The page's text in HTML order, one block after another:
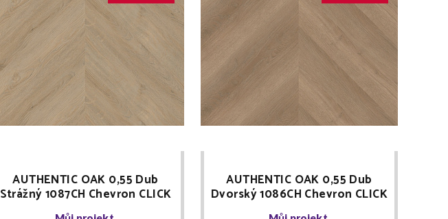
AUTHENTIC OAK 0,55 Dub
Strážný 1087CH Chevron CLICK
RIGID vinyl Floor Forever +
AUTHENTIC OAK 0,55 Dub
Dvorský 1086CH Chevron CLICK
RIGID vinyl Floor Forever +